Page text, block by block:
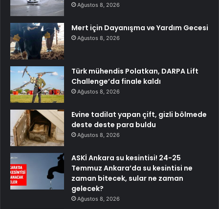
Ağustos 8, 2026
Mert için Dayanışma ve Yardım Gecesi
Ağustos 8, 2026
Türk mühendis Polatkan, DARPA Lift
Challenge’da finale kaldı
Ağustos 8, 2026
Evine tadilat yapan çift, gizli bölmede
deste deste para buldu
Ağustos 8, 2026
ASKİ Ankara su kesintisi! 24-25
Temmuz Ankara’da su kesintisi ne
zaman bitecek, sular ne zaman
gelecek?
Ağustos 8, 2026